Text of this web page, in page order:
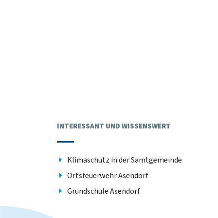
INTERESSANT UND WISSENSWERT
Klimaschutz in der Samtgemeinde
Ortsfeuerwehr Asendorf
Grundschule Asendorf